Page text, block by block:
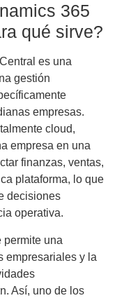
365
qué sirve?
es una
gestión
empresas.
cloud,
empresa en una
finanzas, ventas,
plataforma, lo que
decisiones
operativa.
permite una
empresariales y la
Así, uno de los